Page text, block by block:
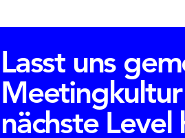
Lasst uns
nächste Level